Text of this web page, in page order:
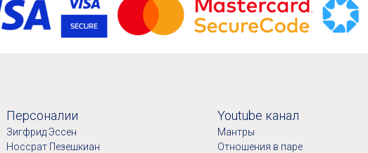
Персоналии
Зигфрид Эссен
Носсрат Пезешкиан
Youtube канал
Мантры
Отношения в паре